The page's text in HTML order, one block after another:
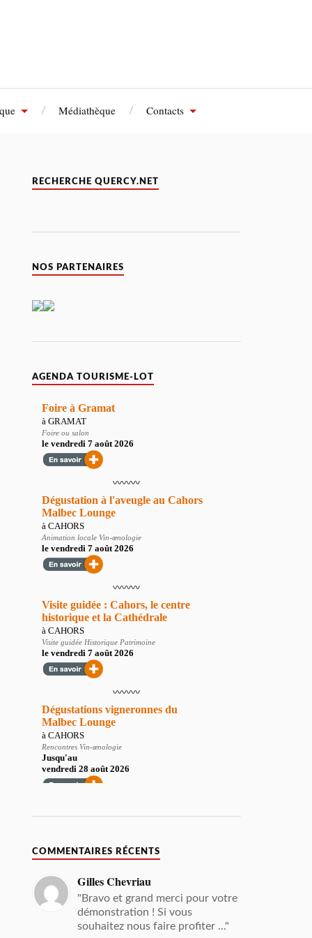
Médiathèque Contacts
RECHERCHE QUERCY.NET
NOS PARTENAIRES
AGENDA TOURISME-LOT
COMMENTAIRES RÉCENTS
Gilles Chevriau
"Bravo et grand merci pour votre
démonstration ! Si vous
souhaitez nous faire profiter ..."